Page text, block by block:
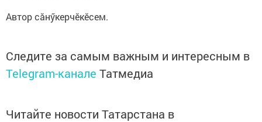
Автор сăнӳкерчӗкӗсем.
Следите за самым важным и интересным в
Telegram-канале Татмедиа
Читайте новости Татарстана в